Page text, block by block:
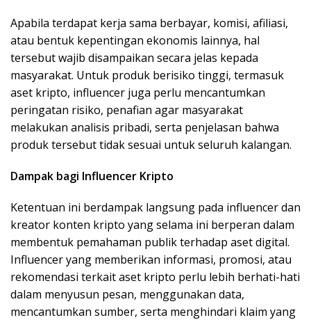
Apabila terdapat kerja sama berbayar, komisi, afiliasi,
atau bentuk kepentingan ekonomis lainnya, hal
tersebut wajib disampaikan secara jelas kepada
masyarakat. Untuk produk berisiko tinggi, termasuk
aset kripto, influencer juga perlu mencantumkan
peringatan risiko, penafian agar masyarakat
melakukan analisis pribadi, serta penjelasan bahwa
produk tersebut tidak sesuai untuk seluruh kalangan.
Dampak bagi Influencer Kripto
Ketentuan ini berdampak langsung pada influencer dan
kreator konten kripto yang selama ini berperan dalam
membentuk pemahaman publik terhadap aset digital.
Influencer yang memberikan informasi, promosi, atau
rekomendasi terkait aset kripto perlu lebih berhati-hati
dalam menyusun pesan, menggunakan data,
mencantumkan sumber, serta menghindari klaim yang